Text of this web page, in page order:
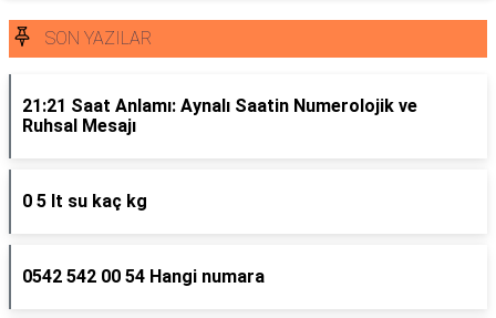
SON YAZILAR
21:21 Saat Anlamı: Aynalı Saatin Numerolojik ve
Ruhsal Mesajı
0 5 lt su kaç kg
0542 542 00 54 Hangi numara